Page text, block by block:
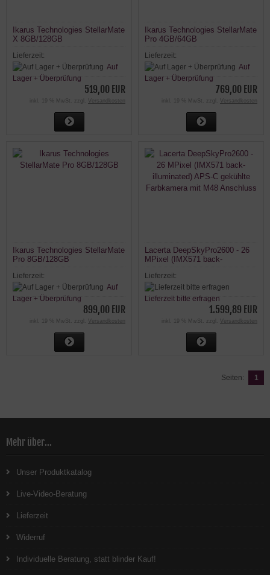
Ikarus Technologies StellarMate
X 8GB/128GB
Lieferzeit:
Auf
Lager + Überprüfung
519,00 EUR
inkl. 19 % MwSt. zzgl. Versandkosten
Ikarus Technologies StellarMate
Pro 4GB/64GB
Lieferzeit:
Auf
Lager + Überprüfung
769,00 EUR
inkl. 19 % MwSt. zzgl. Versandkosten
Ikarus Technologies StellarMate
Pro 8GB/128GB
Lieferzeit:
Auf
Lager + Überprüfung
899,00 EUR
inkl. 19 % MwSt. zzgl. Versandkosten
Lacerta DeepSkyPro2600 - 26
MPixel (IMX571 back-
Farbkamera mit M48 Anschluss
Lieferzeit:
Lieferzeit bitte erfragen
1.599,89 EUR
inkl. 19 % MwSt. zzgl. Versandkosten
Seiten: 1
Mehr über...
Unser Produktkatalog
Live-Video-Beratung
Lieferzeit
Widerruf
Individuelle Beratung, statt blinder Kauf!